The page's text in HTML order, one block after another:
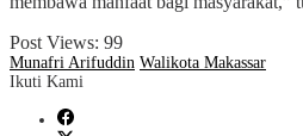
Post Views: 99
Munafri Arifuddin Walikota Makassar
Ikuti Kami